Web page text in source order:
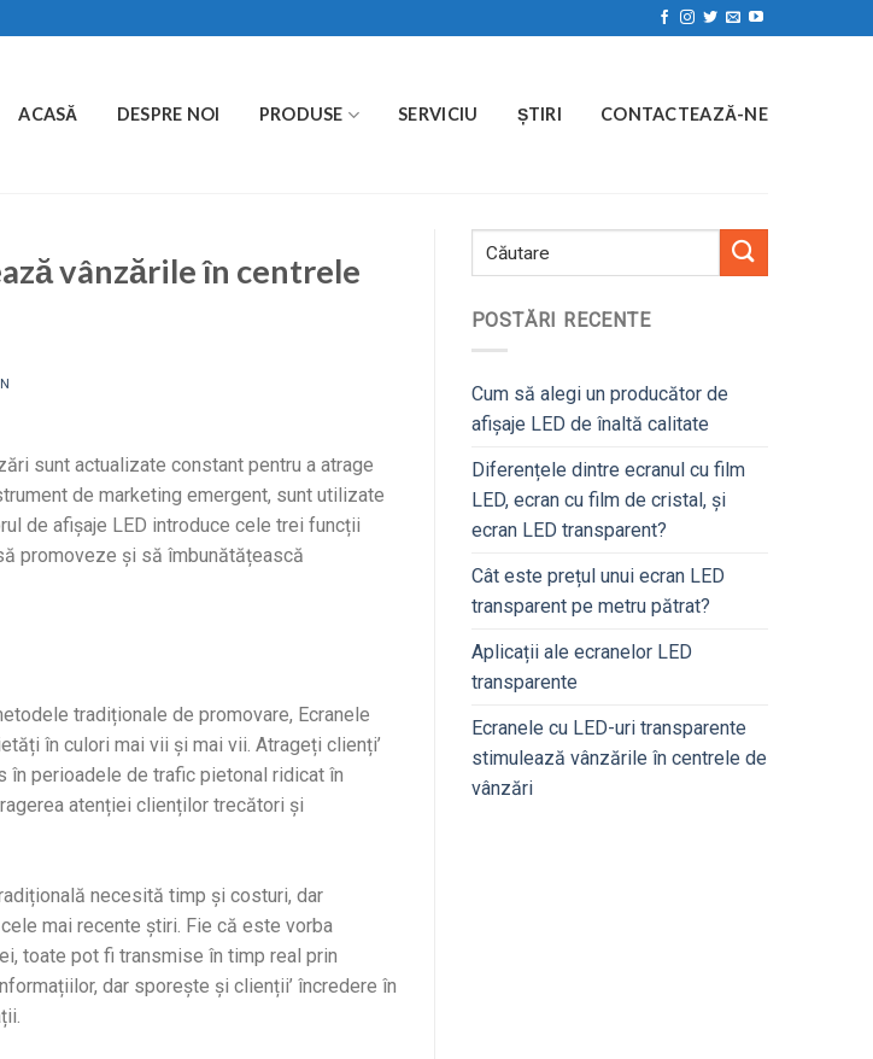
ACASĂ DESPRE NOI PRODUSE SERVICIU ȘTIRI CONTACTEAZĂ-NE
vânzările în centrele
sunt actualizate constant pentru a atrage
de marketing emergent, sunt utilizate
de afișaje LED introduce cele trei funcții
promoveze și să îmbunătățească
tradiționale de promovare, Ecranele
în culori mai vii și mai vii. Atrageți clienți’
în perioadele de trafic pietonal ridicat în
atenției clienților trecători și
necesită timp și costuri, dar
mai recente știri. Fie că este vorba
toate pot fi transmise în timp real prin
dar sporește și clienții’ încredere în
POSTĂRI RECENTE
Cum să alegi un producător de
afișaje LED de înaltă calitate
Diferențele dintre ecranul cu film
LED, ecran cu film de cristal, și
ecran LED transparent?
Cât este prețul unui ecran LED
transparent pe metru pătrat?
Aplicații ale ecranelor LED
transparente
Ecranele cu LED-uri transparente
stimulează vânzările în centrele de
vânzări